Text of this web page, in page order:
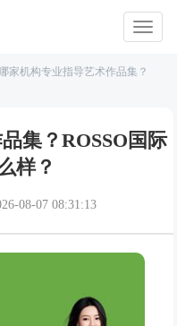
家机构专业指导艺术作品集？
集？ROSSO国际
样？
08-07 08:31:13